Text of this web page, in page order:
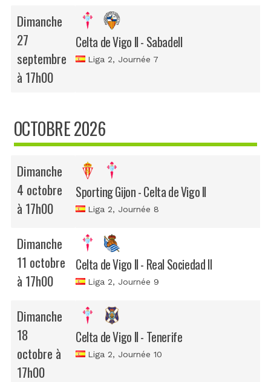
Dimanche
27
septembre
à 17h00
Celta de Vigo II - Sabadell
Liga 2, Journée 7
OCTOBRE 2026
Dimanche
4 octobre
à 17h00
Sporting Gijon - Celta de Vigo II
Liga 2, Journée 8
Dimanche
11 octobre
à 17h00
Celta de Vigo II - Real Sociedad II
Liga 2, Journée 9
Dimanche
18
octobre à
17h00
Celta de Vigo II - Tenerife
Liga 2, Journée 10